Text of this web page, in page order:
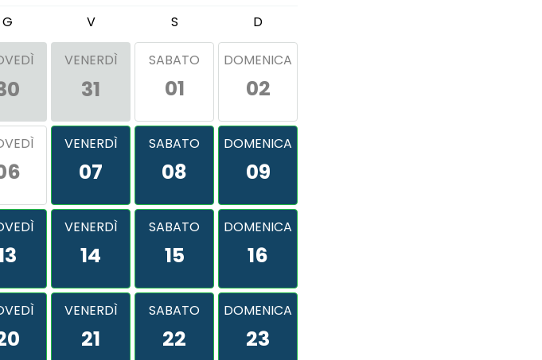
G V S D
VENERDÌ
31
SABATO
01
DOMENICA
02
VENERDÌ
07
SABATO
08
DOMENICA
09
VENERDÌ
14
SABATO
15
DOMENICA
16
VENERDÌ
21
SABATO
22
DOMENICA
23